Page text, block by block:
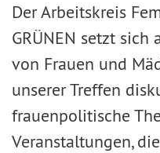
Der Arbeitskreis
GRÜNEN setzt
von Frauen und
unserer Treffen
frauenpolitische
Veranstaltungen,